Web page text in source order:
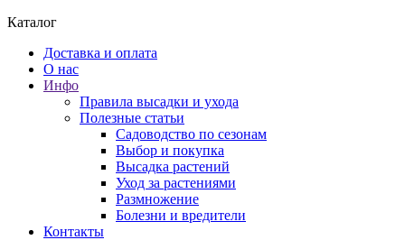
Каталог
Доставка и оплата
О нас
Инфо
Правила высадки и ухода
Полезные статьи
Садоводство по сезонам
Выбор и покупка
Высадка растений
Уход за растениями
Размножение
Болезни и вредители
Контакты